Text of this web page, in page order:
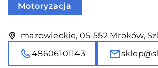
Motoryzacja
mazowieckie, 05-552 Mroków,
48606101143